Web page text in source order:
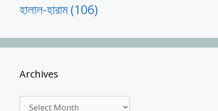
হালাল-হারাম(106)
Archives